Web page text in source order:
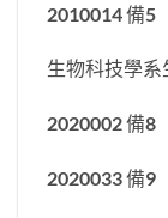
2010014 備5
生物科技學系
2020002 備8
2020033 備9